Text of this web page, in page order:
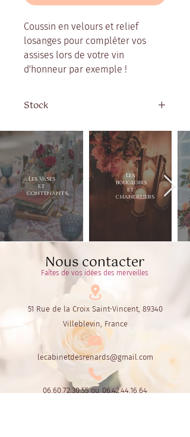
Coussin en velours et relief
losanges pour compléter vos
assises lors de votre vin
d'honneur par exemple !
Stock
Quantité disponible : 2
Les Vases
et
contenants
Les
bougeoirs
et
chandeliers
Nous contacter
Faîtes de vos idées des merveilles
51 Rue de la Croix Saint-Vincent, 89340
Villeblevin, France
lecabinetdesrenards@gmail.com
06.60.72.30.55ou 06.42.44.16.64